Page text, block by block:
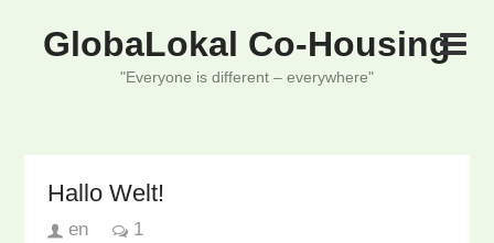
GlobaLokal Co-Housing
"Everyone is different – everywhere"
Hallo Welt!
en 1